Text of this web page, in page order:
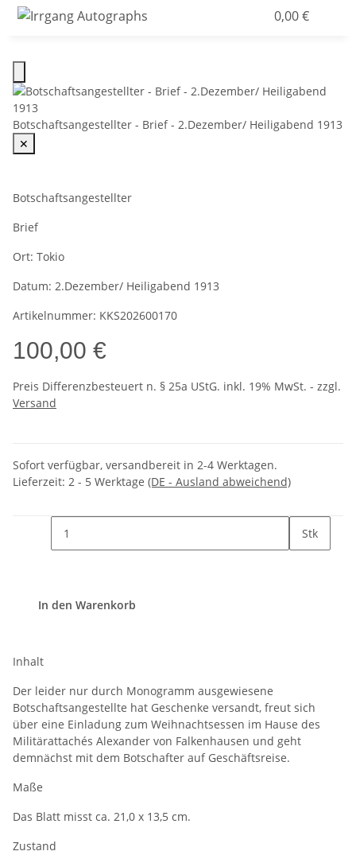
0,00 €
Botschaftsangestellter - Brief - 2.Dezember/ Heiligabend 1913
✕
Botschaftsangestellter
Brief
Ort: Tokio
Datum: 2.Dezember/ Heiligabend 1913
Artikelnummer: KKS202600170
100,00 €
Preis Differenzbesteuert n. § 25a UStG. inkl. 19% MwSt. - zzgl.
Versand
Sofort verfügbar, versandbereit in 2-4 Werktagen.
Lieferzeit: 2 - 5 Werktage (DE - Ausland abweichend)
Stk
In den Warenkorb
Inhalt
Der leider nur durch Monogramm ausgewiesene
Botschaftsangestellte hat Geschenke versandt, freut sich
über eine Einladung zum Weihnachtsessen im Hause des
Militärattachés Alexander von Falkenhausen und geht
demnächst mit dem Botschafter auf Geschäftsreise.
Maße
Das Blatt misst ca. 21,0 x 13,5 cm.
Zustand